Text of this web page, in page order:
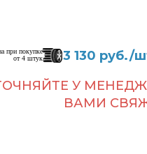
при покупке
от 4 штук
3 130 руб./
У
ВАМИ